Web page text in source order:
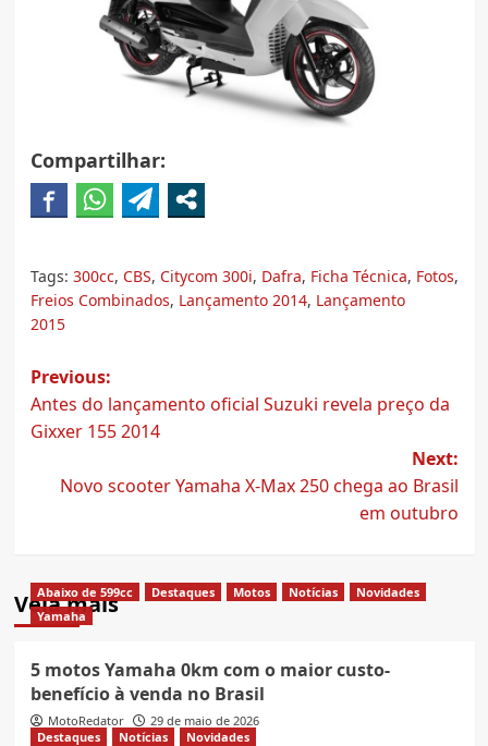
Compartilhar:
Tags: 300cc, CBS, Citycom 300i, Dafra, Ficha Técnica, Fotos,
Freios Combinados, Lançamento 2014, Lançamento
2015
Post
navigation
Previous:
Antes do lançamento oficial Suzuki revela preço da
Gixxer 155 2014
Next:
Novo scooter Yamaha X-Max 250 chega ao Brasil
em outubro
Veja mais
Abaixo de 599cc Destaques Motos Notícias
Novidades
Yamaha
5 motos Yamaha 0km com o maior custo-
benefício à venda no Brasil
MotoRedator
29 de maio de 2026
Destaques
Notícias Novidades